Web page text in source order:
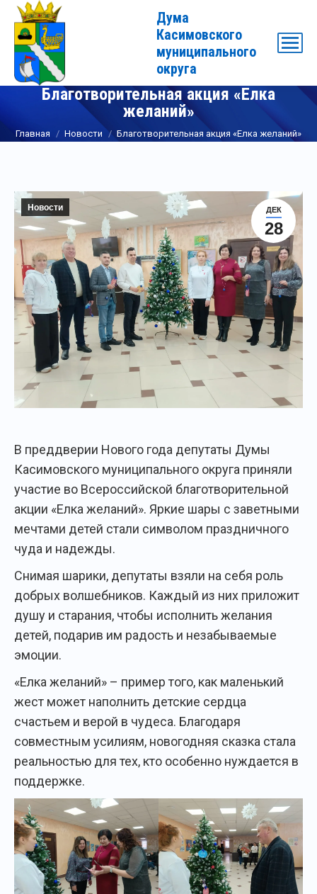
Дума
Касимовского
муниципального
округа
Благотворительная акция «Елка
желаний»
Вы здесь:
Главная Новости Благотворительная акция «Елка желаний»
ДЕК
28
Новости
В преддверии Нового года депутаты Думы
Касимовского муниципального округа приняли
участие во Всероссийской благотворительной
акции «Елка желаний». Яркие шары с заветными
мечтами детей стали символом праздничного
чуда и надежды.
Снимая шарики, депутаты взяли на себя роль
добрых волшебников. Каждый из них приложит
душу и старания, чтобы исполнить желания
детей, подарив им радость и незабываемые
эмоции.
«Елка желаний» – пример того, как маленький
жест может наполнить детские сердца
счастьем и верой в чудеса. Благодаря
совместным усилиям, новогодняя сказка стала
реальностью для тех, кто особенно нуждается в
поддержке.